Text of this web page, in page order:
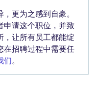
更为之感到自豪。
申请这个职位，并致
，让所有员工都能绽
在招聘过程中需要任
们。